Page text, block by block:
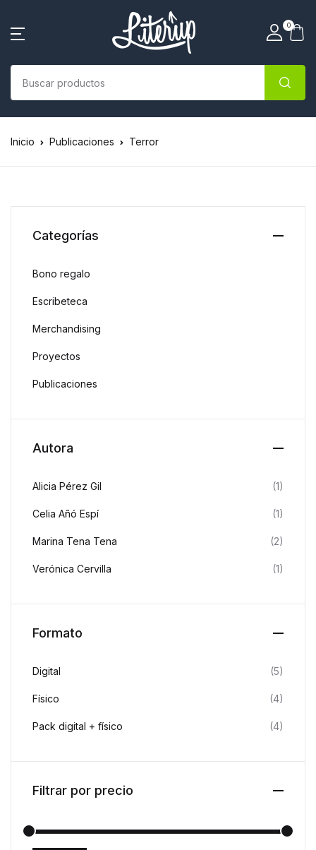
0
Inicio Publicaciones Terror
Categorías
Bono regalo
Escribeteca
Merchandising
Proyectos
Publicaciones
Autora
Alicia Pérez Gil (1)
Celia Añó Espí (1)
Marina Tena Tena (2)
Verónica Cervilla (1)
Formato
Digital (5)
Físico (4)
Pack digital + físico (4)
Filtrar por precio